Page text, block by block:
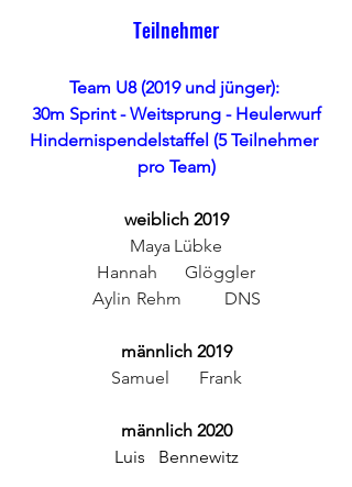
Teilnehmer
Team U8 (2019 und jünger):
30m Sprint - Weitsprung - Heulerwurf
Hindernispendelstaffel (5 Teilnehmer
pro Team)
weiblich 2019
Maya	Lübke
Hannah	Glöggler
Aylin	Rehm	DNS
männlich 2019
Samuel	Frank
männlich 2020
Luis	Bennewitz